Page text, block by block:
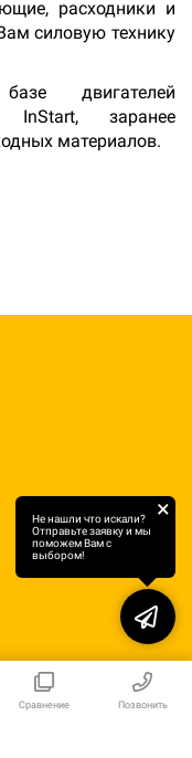
Сравнение Позвонить
расходники и
силовую технику
двигателей
InStart, заранее
материалов.
Не нашли что искали?
Отправьте заявку и мы
поможем Вам с
выбором!
×